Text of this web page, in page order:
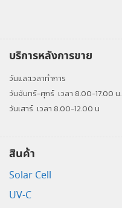
บริการหลังการขาย
วันและเวลาทำการ
วันจันทร์-ศุกร์ เวลา 8.00-17.00 น.
วันเสาร์ เวลา 8.00-12.00 น
สินค้า
Solar Cell
UV-C